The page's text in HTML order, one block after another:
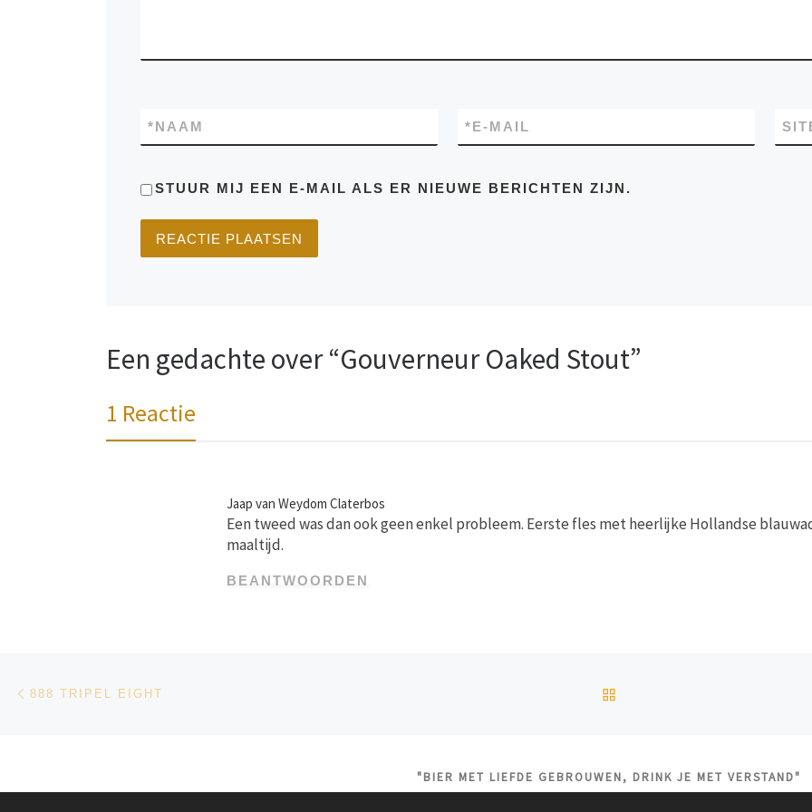
NAAM
* E-MAIL
*
STUUR MIJ EEN E-MAIL ALS ER NIEUWE BERICHTEN ZIJN.
Een gedachte over “Gouverneur Oaked Stout”
1 Reactie
Jaap van Weydom Claterbos
Een tweed was dan ook geen enkel probleem. Eerste fles met heerlijke Hollandse
maaltijd.
BEANTWOORDEN
Bericht navigatie
888 TRIPEL EIGHT
"BIER MET LIEFDE GEBROUWEN, DRINK JE MET VERSTAND"